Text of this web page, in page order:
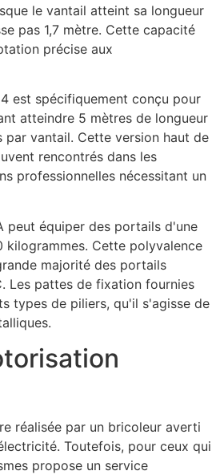
le vantail atteint sa longueur
pas 1,7 mètre. Cette capacité
précise aux
est spécifiquement conçu pour
atteindre 5 mètres de longueur
vantail. Cette version haut de
rencontrés dans les
professionnelles nécessitant un
peut équiper des portails d'une
Cette polyvalence
majorité des portails
Les pattes de fixation fournies
types de piliers, qu'il s'agisse de
réalisée par un bricoleur averti
Toutefois, pour ceux qui
propose un service